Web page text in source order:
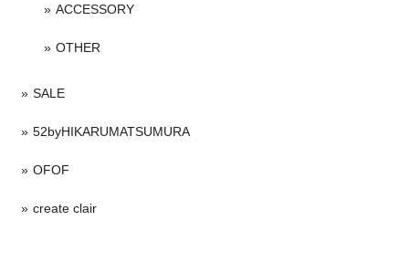
ACCESSORY
OTHER
SALE
52byHIKARUMATSUMURA
OFOF
create clair